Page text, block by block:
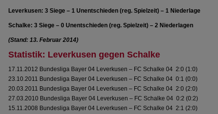
Leverkusen: 3 Siege – 1 Unentschieden (reg. Spielzeit) – 1 Niederlage
Schalke: 3 Siege – 0 Unentschieden (reg. Spielzeit) – 2 Niederlagen
(Stand: 13. Februar 2014)
Statistik: Leverkusen gegen Schalke
17.11.2012 Bundesliga Bayer 04 Leverkusen – FC Schalke 04 2:0 (1:0)
23.10.2011 Bundesliga Bayer 04 Leverkusen – FC Schalke 04 0:1 (0:0)
20.03.2011 Bundesliga Bayer 04 Leverkusen – FC Schalke 04 2:0 (2:0)
27.03.2010 Bundesliga Bayer 04 Leverkusen – FC Schalke 04 0:2 (0:2)
15.11.2008 Bundesliga Bayer 04 Leverkusen – FC Schalke 04 2:1 (2:0)